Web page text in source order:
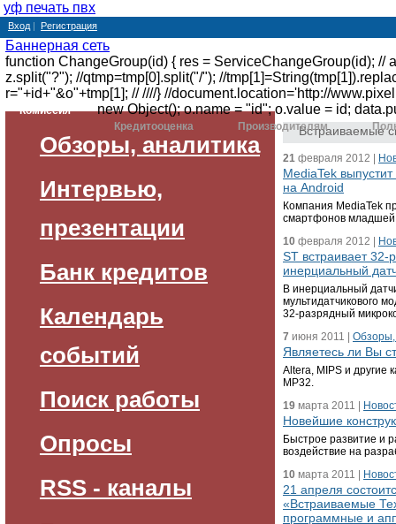
уф печать пвх
Вход | Регистрация
Баннерная сеть
function ChangeGroup(id) { res = ServiceChangeGroup(id); //
z.split("?"); //qtmp=tmp[0].split("/"); //
r="+id+"&o"+tmp[1]; // ////} //document.location='http://
new Object(); o.name = "id"; o.value = id;
Комиссия
Кредитооценка
Производителям
Обзоры, аналитика
Интервью,
презентации
Банк кредитов
Календарь
событий
Поиск работы
Опросы
RSS - каналы
Встраиваемые
21 февраля 2012 |
MediaTek
на Android
Компания MediaTek
смартфонов младшей
10 февраля 2012 |
ST встраивает 32-
инерциальный
В инерциальный
мультидатчикового
32-разрядный
7 июня 2011 | Обзоры,
Являетесь ли Вы
Altera, MIPS и другие
MP32.
19 марта 2011 |
Новейшие
Быстрое развитие и
воздействие на
10 марта 2011 |
21 апреля
«Встраиваемые
программные и